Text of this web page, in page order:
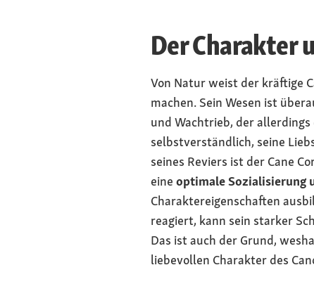
Der Charakter
Von Natur weist der kräftige
machen. Sein Wesen ist
und Wachtrieb, der
selbstverständlich, seine
seines Reviers ist der Cane
eine optimale Sozialisierung
Charaktereigenschaften
reagiert, kann sein starker
Das ist auch der Grund,
liebevollen Charakter des